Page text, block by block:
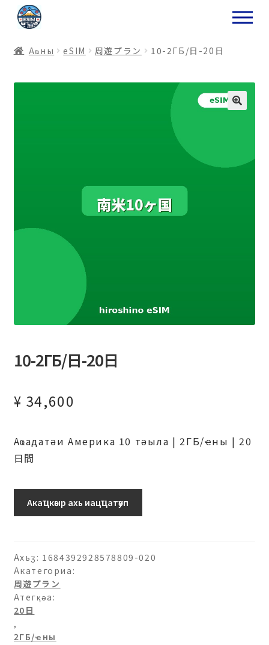
ナ
ビ
ー
ョ
コ
ン
ン
ス
Аҩны еSIM 周遊プラン 10-2ГБ/日-20日
10-2ГБ/日-20日
¥ 34,600
Аҩадатәи Америка 10 тәыла | 2ГБ/ҽны | 20
日間
2ГБ/
ахыԥхьаӡара
Акаҵкәыр ахь иацҵатәуп
Ахьӡ: 1684392928578809-020
Акатегориа:
周遊プラン
Атегқәа:
20日
,
2ГБ/ҽны